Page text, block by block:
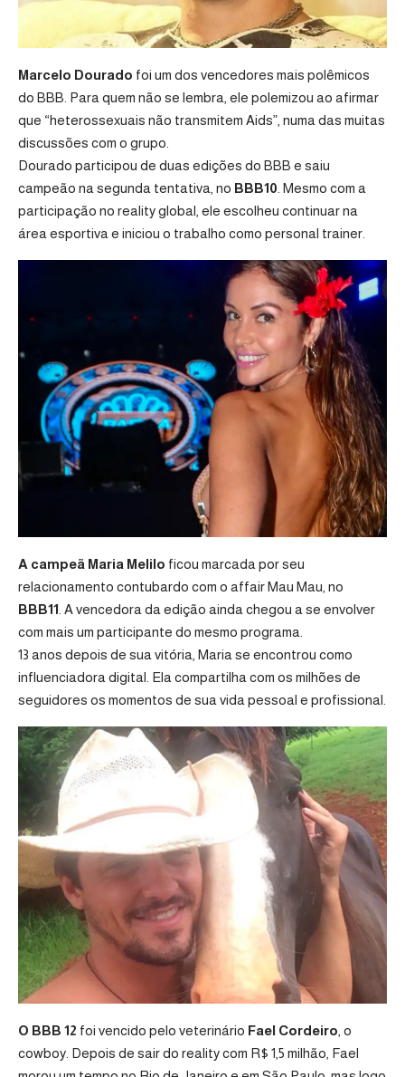
Marcelo Dourado foi um dos vencedores mais polêmicos
do BBB. Para quem não se lembra, ele polemizou ao afirmar
que “heterossexuais não transmitem Aids”, numa das muitas
discussões com o grupo.
Dourado participou de duas edições do BBB e saiu
campeão na segunda tentativa, no BBB10 . Mesmo com a
participação no reality global, ele escolheu continuar na
área esportiva e iniciou o trabalho como personal trainer.
A campeã Maria Melilo ficou marcada por seu
relacionamento contubardo com o affair Mau Mau, no
BBB11 . A vencedora da edição ainda chegou a se envolver
com mais um participante do mesmo programa.
13 anos depois de sua vitória, Maria se encontrou como
influenciadora digital. Ela compartilha com os milhões de
seguidores os momentos de sua vida pessoal e profissional.
O BBB 12 foi vencido pelo veterinário Fael Cordeiro , o
cowboy. Depois de sair do reality com R$ 1,5 milhão, Fael